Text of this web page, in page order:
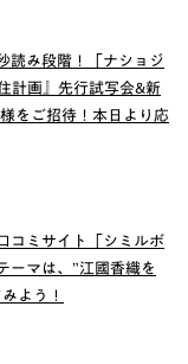
読み段階！「ナショジ
計画』先行試写会&新
をご招待！本日より応
コミサイト「シミルボ
ーマは、”江國香織を
よう！